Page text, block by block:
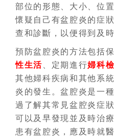
部位的形態、大小、位
懷疑自己有盆腔炎的症
查和診斷，以便得到及
預防盆腔炎的方法包括
性生活 、定期進行婦科
其他婦科疾病和其他系
炎的發生。盆腔炎是一
過了解其常見盆腔炎症
可以及早發現並及時治
患有盆腔炎，應及時就